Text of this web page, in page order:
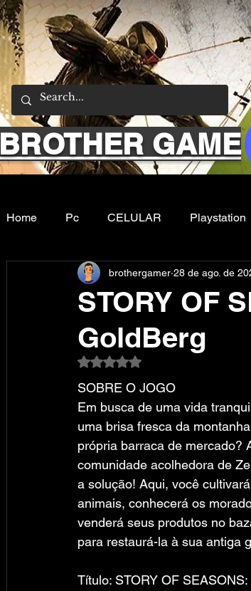
BROTHER GAME
Home Pc CELULAR Playstation
Emuladores Sobre nos Filmes e
STORY OF
GoldBerg
brothergamer 28 de ago. de
Avaliado com NaN de 5 estrelas.
SOBRE O JOGO
Em busca de uma vida
uma brisa fresca da
própria barraca de mercado?
comunidade acolhedora de
a solução! Aqui, você
animais, conhecerá os
venderá seus produtos no
para restaurá-la à sua antiga
Título: STORY OF SEASONS: